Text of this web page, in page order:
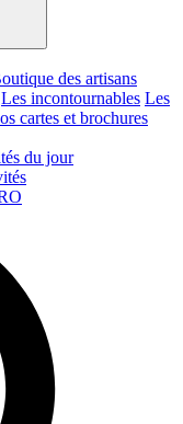
des artisans
Les incontournables Les
cartes et brochures
du jour